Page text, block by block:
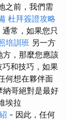
之前，我們需
杜拜簽證攻略
通常，如果您只
培訓班 另一方
方，那麼您應該
和技巧，如果
何想在夥伴面
納哥絕對是最好
埃拉
- 因此，任何